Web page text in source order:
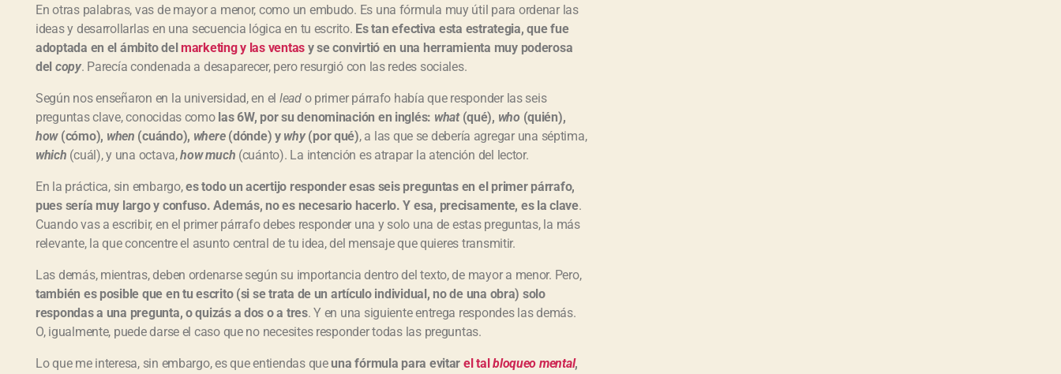
En otras palabras, vas de mayor a menor, como un embudo. Es una fórmula muy útil para ordenar las
ideas y desarrollarlas en una secuencia lógica en tu escrito. Es tan efectiva esta estrategia, que fue
adoptada en el ámbito del marketing y las ventas y se convirtió en una herramienta muy poderosa
del copy. Parecía condenada a desaparecer, pero resurgió con las redes sociales.
Según nos enseñaron en la universidad, en el leado primer párrafo había que responder las seis
preguntas clave, conocidas como las 6W, por su denominación en inglés: what(qué), who (quién),
how(cómo), when (cuándo), where(dónde) y why(por qué), a las que se debería agregar una séptima,
which (cuál), y una octava,how much (cuánto). La intención es atrapar la atención del lector.
En la práctica, sin embargo,es todo un acertijo responder esas seis preguntas en el primer párrafo,
pues sería muy largo y confuso. Además, no es necesario hacerlo. Y esa, precisamente, es la clave.
Cuando vas a escribir, en el primer párrafo debes responder una y solo una de estas preguntas, la más
relevante, la que concentre el asunto central de tu idea, del mensaje que quieres transmitir.
Las demás, mientras, deben ordenarse según su importancia dentro del texto, de mayor a menor. Pero,
también es posible que en tu escrito (si se trata de un artículo individual, no de una obra) solo
respondas a una pregunta, o quizás a dos o a tres. Y en una siguiente entrega respondes las demás.
O, igualmente, puede darse el caso que no necesites responder todas las preguntas.
Lo que me interesa, sin embargo, es que entiendas que una fórmula para evitar el talbloqueo mental,